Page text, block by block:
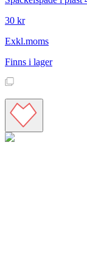
30 kr
Exkl.moms
Finns i lager